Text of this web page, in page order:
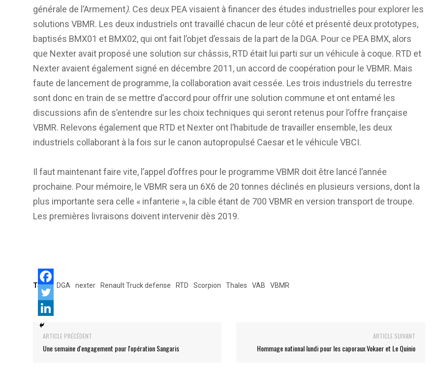
générale de l’Armement). Ces deux PEA visaient à financer des études industrielles pour explorer les
solutions VBMR. Les deux industriels ont travaillé chacun de leur côté et présenté deux prototypes,
baptisés BMX01 et BMX02, qui ont fait l’objet d’essais de la part de la DGA. Pour ce PEA BMX, alors
que Nexter avait proposé une solution sur châssis, RTD était lui parti sur un véhicule à coque. RTD et
Nexter avaient également signé en décembre 2011, un accord de coopération pour le VBMR. Mais
faute de lancement de programme, la collaboration avait cessée. Les trois industriels du terrestre
sont donc en train de se mettre d’accord pour offrir une solution commune et ont entamé les
discussions afin de s’entendre sur les choix techniques qui seront retenus pour l’offre française
VBMR. Relevons également que RTD et Nexter ont l’habitude de travailler ensemble, les deux
industriels collaborant à la fois sur le canon autopropulsé Caesar et le véhicule VBCI.
Il faut maintenant faire vite, l’appel d’offres pour le programme VBMR doit être lancé l’année
prochaine. Pour mémoire, le VBMR sera un 6X6 de 20 tonnes déclinés en plusieurs versions, dont la
plus importante sera celle « infanterie », la cible étant de 700 VBMR en version transport de troupe.
Les premières livraisons doivent intervenir dès 2019.
Tags: DGA nexter Renault Truck defense RTD Scorpion Thales VAB VBMR
ARTICLE PRÉCÉDENT
Une semaine d'engagement pour l'opération Sangaris
ARTICLE SUIVANT
Hommage national lundi pour les caporaux Vokaer et Le Quinio